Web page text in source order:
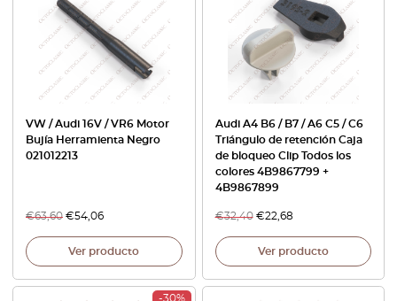
VW / Audi 16V / VR6 Motor
Bujía Herramienta Negro
021012213
€63,60 €54,06
Ver producto
Audi A4 B6 / B7 / A6 C5 / C6
Triángulo de retención Caja
de bloqueo Clip Todos los
colores 4B9867799 +
4B9867899
€32,40 €22,68
Ver producto
-30%